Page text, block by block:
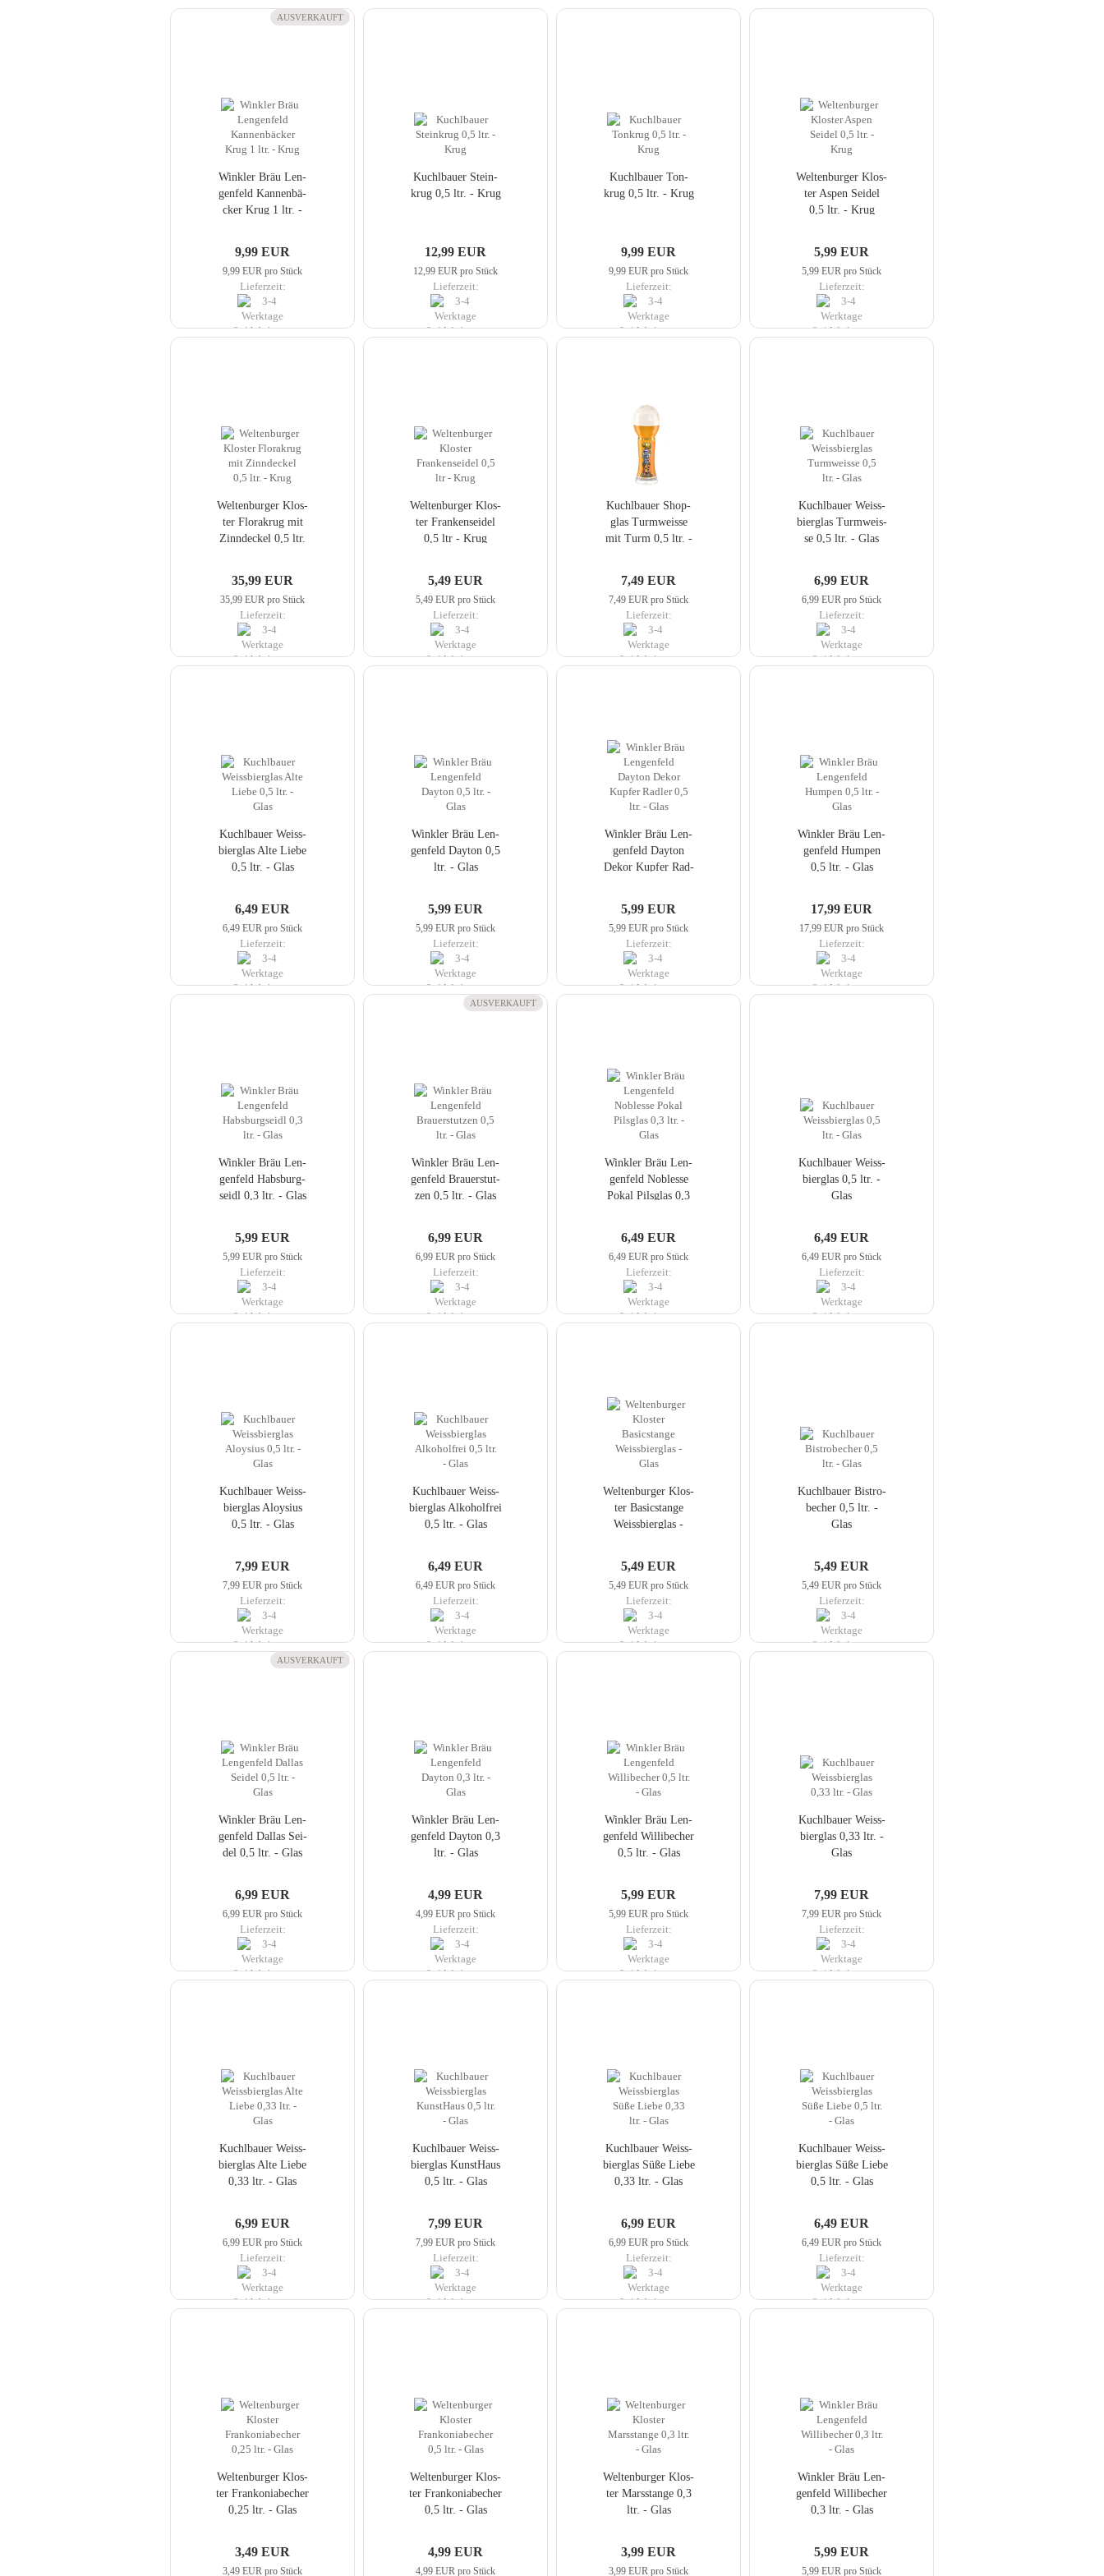
AUSVERKAUFT
Wink­ler Bräu Len­
gen­feld Kan­nen­bä­
cker Krug 1 ltr. -
9,99 EUR
9,99 EUR pro Stück
Lieferzeit:
3-4 Werktage
Kuch­lbau­er Stein­
krug 0,5 ltr. - Krug
12,99 EUR
12,99 EUR pro Stück
Lieferzeit:
3-4 Werktage
Kuch­lbau­er Ton­
krug 0,5 ltr. - Krug
9,99 EUR
9,99 EUR pro Stück
Lieferzeit:
3-4 Werktage
Wel­ten­bur­ger Klos­
ter Aspen Sei­del
0,5 ltr. - Krug
5,99 EUR
5,99 EUR pro Stück
Lieferzeit:
3-4 Werktage
Wel­ten­bur­ger Klos­
ter Flora­krug mit
Zinn­de­ckel 0,5 ltr.
35,99 EUR
35,99 EUR pro Stück
Lieferzeit:
3-4 Werktage
Wel­ten­bur­ger Klos­
ter Fran­ken­sei­del
0,5 ltr - Krug
5,49 EUR
5,49 EUR pro Stück
Lieferzeit:
3-4 Werktage
Kuch­lbau­er Shop­
glas Turm­weis­se
mit Turm 0,5 ltr. -
7,49 EUR
7,49 EUR pro Stück
Lieferzeit:
3-4 Werktage
Kuch­lbau­er Weiss­
bier­glas Turm­weis­
se 0,5 ltr. - Glas
6,99 EUR
6,99 EUR pro Stück
Lieferzeit:
3-4 Werktage
Kuch­lbau­er Weiss­
bier­glas Alte Liebe
0,5 ltr. - Glas
6,49 EUR
6,49 EUR pro Stück
Lieferzeit:
3-4 Werktage
Wink­ler Bräu Len­
gen­feld Day­ton 0,5
ltr. - Glas
5,99 EUR
5,99 EUR pro Stück
Lieferzeit:
3-4 Werktage
Wink­ler Bräu Len­
gen­feld Day­ton
Dekor Kup­fer Rad­
5,99 EUR
5,99 EUR pro Stück
Lieferzeit:
3-4 Werktage
Wink­ler Bräu Len­
gen­feld Hum­pen
0,5 ltr. - Glas
17,99 EUR
17,99 EUR pro Stück
Lieferzeit:
3-4 Werktage
Wink­ler Bräu Len­
gen­feld Habs­burg­
seidl 0,3 ltr. - Glas
5,99 EUR
5,99 EUR pro Stück
Lieferzeit:
3-4 Werktage
AUSVERKAUFT
Wink­ler Bräu Len­
gen­feld Brau­er­stut­
zen 0,5 ltr. - Glas
6,99 EUR
6,99 EUR pro Stück
Lieferzeit:
3-4 Werktage
Wink­ler Bräu Len­
gen­feld No­bles­se
Pokal Pils­glas 0,3
6,49 EUR
6,49 EUR pro Stück
Lieferzeit:
3-4 Werktage
Kuch­lbau­er Weiss­
bier­glas 0,5 ltr. -
Glas
6,49 EUR
6,49 EUR pro Stück
Lieferzeit:
3-4 Werktage
Kuch­lbau­er Weiss­
bier­glas Aloy­si­us
0,5 ltr. - Glas
7,99 EUR
7,99 EUR pro Stück
Lieferzeit:
3-4 Werktage
Kuch­lbau­er Weiss­
bier­glas Al­ko­hol­frei
0,5 ltr. - Glas
6,49 EUR
6,49 EUR pro Stück
Lieferzeit:
3-4 Werktage
Wel­ten­bur­ger Klos­
ter Ba­sic­stan­ge
Weiss­bier­glas -
5,49 EUR
5,49 EUR pro Stück
Lieferzeit:
3-4 Werktage
Kuch­lbau­er Bis­tro­
be­cher 0,5 ltr. -
Glas
5,49 EUR
5,49 EUR pro Stück
Lieferzeit:
3-4 Werktage
AUSVERKAUFT
Wink­ler Bräu Len­
gen­feld Dal­las Sei­
del 0,5 ltr. - Glas
6,99 EUR
6,99 EUR pro Stück
Lieferzeit:
3-4 Werktage
Wink­ler Bräu Len­
gen­feld Day­ton 0,3
ltr. - Glas
4,99 EUR
4,99 EUR pro Stück
Lieferzeit:
3-4 Werktage
Wink­ler Bräu Len­
gen­feld Wil­li­be­cher
0,5 ltr. - Glas
5,99 EUR
5,99 EUR pro Stück
Lieferzeit:
3-4 Werktage
Kuch­lbau­er Weiss­
bier­glas 0,33 ltr. -
Glas
7,99 EUR
7,99 EUR pro Stück
Lieferzeit:
3-4 Werktage
Kuch­lbau­er Weiss­
bier­glas Alte Liebe
0,33 ltr. - Glas
6,99 EUR
6,99 EUR pro Stück
Lieferzeit:
3-4 Werktage
Kuch­lbau­er Weiss­
bier­glas Kunst­Haus
0,5 ltr. - Glas
7,99 EUR
7,99 EUR pro Stück
Lieferzeit:
3-4 Werktage
Kuch­lbau­er Weiss­
bier­glas Süße Liebe
0,33 ltr. - Glas
6,99 EUR
6,99 EUR pro Stück
Lieferzeit:
3-4 Werktage
Kuch­lbau­er Weiss­
bier­glas Süße Liebe
0,5 ltr. - Glas
6,49 EUR
6,49 EUR pro Stück
Lieferzeit:
3-4 Werktage
Wel­ten­bur­ger Klos­
ter Fran­ko­nia­be­cher
0,25 ltr. - Glas
3,49 EUR
3,49 EUR pro Stück
Wel­ten­bur­ger Klos­
ter Fran­ko­nia­be­cher
0,5 ltr. - Glas
4,99 EUR
4,99 EUR pro Stück
Wel­ten­bur­ger Klos­
ter Mars­stan­ge 0,3
ltr. - Glas
3,99 EUR
3,99 EUR pro Stück
Wink­ler Bräu Len­
gen­feld Wil­li­be­cher
0,3 ltr. - Glas
5,99 EUR
5,99 EUR pro Stück